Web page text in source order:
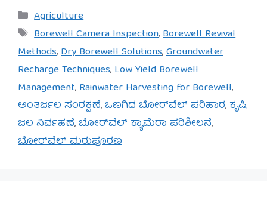
Categories
Agriculture
Tags
Borewell Camera Inspection,Borewell Revival
Methods,Dry Borewell Solutions,Groundwater
Recharge Techniques,Low Yield Borewell
Management,Rainwater Harvesting for Borewell,
ಅಂತರ್ಜಲ ಸಂರಕ್ಷಣೆ,ಒಣಗಿದ ಬೋರ್‌ವೆಲ್ ಪರಿಹಾರ,ಕೃಷಿ
ಜಲ ನಿರ್ವಹಣೆ,ಬೋರ್‌ವೆಲ್ ಕ್ಯಾಮೆರಾ ಪರಿಶೀಲನೆ,
ಬೋರ್‌ವೆಲ್ ಮರುಪೂರಣ